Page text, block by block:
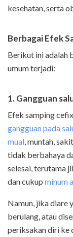
kesehatan, serta
Berbagai Efek
Berikut ini adalah
umum terjadi:
1. Gangguan
Efek samping
gangguan pada
mual , muntah,
tidak berbahaya
selesai, terutama
dan cukup minum
Namun, jika diare
berulang, atau
periksakan diri ke